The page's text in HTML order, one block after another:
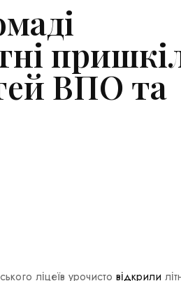
ВПО та
ліцеїв урочисто відкрили